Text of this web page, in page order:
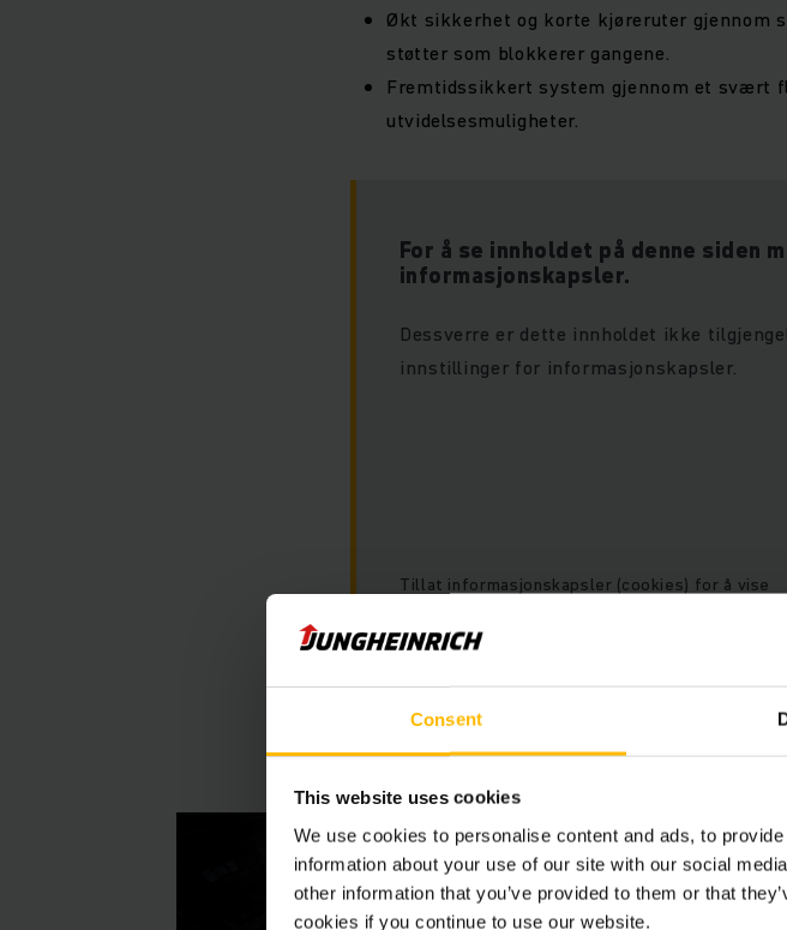
Consent
This website uses cookies
We use cookies to personalise content and ads, to
information about your use of our site with our social
other information that you’ve provided to them or that
cookies if you continue to use our website.
Økt sikkerhet og korte kjøreruter gjennom
støtter som blokkerer gangene.
Fremtidssikkert system gjennom et svært
utvidelsesmuligheter.
For å se innholdet på denne siden
informasjonskapsler.
Dessverre er dette innholdet ikke
innstillinger for informasjonskapsler.
Tillat informasjonskapsler (cookies) for å vise